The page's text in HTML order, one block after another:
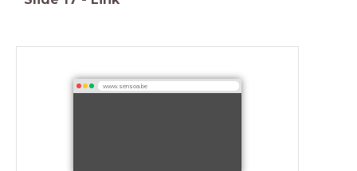
www.sensoa.be